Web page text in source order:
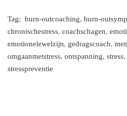
Tag: burn-outcoaching, burn-
chronischestress, coachschagen,
emotionelewelzijn, gedragscoach,
omgaanmetstress, ontspanning, stress,
stresspreventie